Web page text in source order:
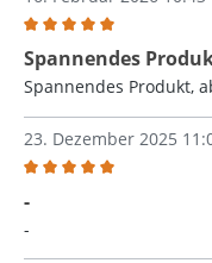
Bewertung mit 5 von 5
Spannendes
Spannendes Produkt,
23. Dezember 2025
-
-